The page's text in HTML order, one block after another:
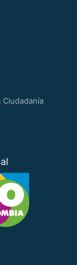
Ciudadanía